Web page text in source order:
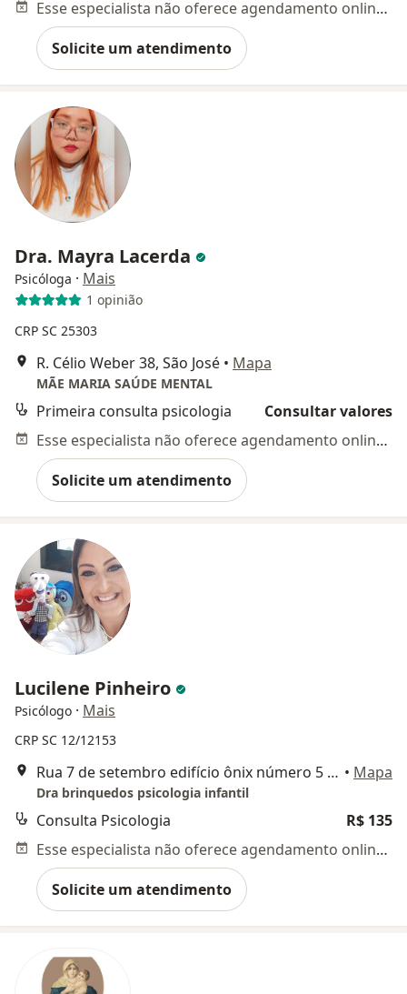
Esse especialista não oferece agendamento online para esse endereço.
Solicite um atendimento
Dra. Mayra Lacerda
Psicóloga · Mais
1 opinião
CRP SC 25303
R. Célio Weber 38, São José • Mapa
MÃE MARIA SAÚDE MENTAL
Primeira consulta psicologia
Consultar valores
Esse especialista não oferece agendamento online para esse endereço.
Solicite um atendimento
Lucilene Pinheiro
Psicólogo · Mais
CRP SC 12/12153
Rua 7 de setembro edifício ônix número 5 sala 103, São José • Mapa
Dra brinquedos psicologia infantil
Consulta Psicologia
R$ 135
Esse especialista não oferece agendamento online para esse endereço.
Solicite um atendimento